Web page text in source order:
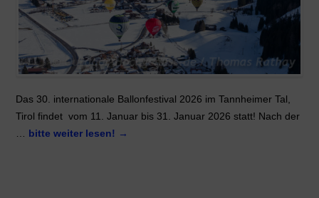
Das 30. internationale Ballonfestival 2026 im Tannheimer Tal,
Tirol findet vom 11. Januar bis 31. Januar 2026 statt! Nach der
bitte weiter lesen! →